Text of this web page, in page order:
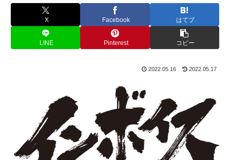
X Facebook はてブ
LINE Pinterest コピー
2022.05.16 2022.05.17